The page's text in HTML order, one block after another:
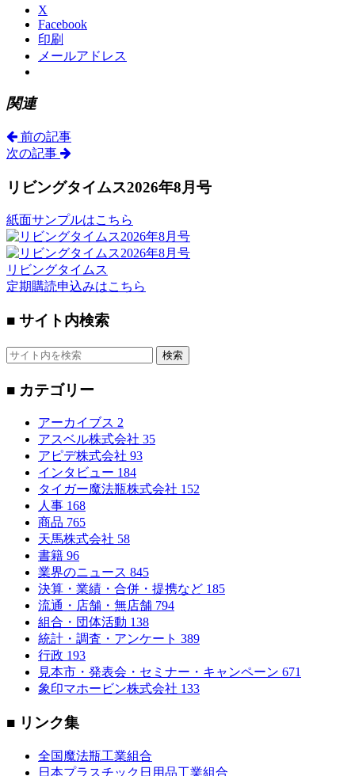
X
Facebook
印刷
メールアドレス
関連
前の記事
次の記事
リビングタイムス2026年8月号
紙面サンプルはこちら
リビングタイムス
定期購読申込みはこちら
■ サイト内検索
検索
■ カテゴリー
アーカイブス 2
アスベル株式会社 35
アピデ株式会社 93
インタビュー 184
タイガー魔法瓶株式会社 152
人事 168
商品 765
天馬株式会社 58
書籍 96
業界のニュース 845
決算・業績・合併・提携など 185
流通・店舗・無店舗 794
組合・団体活動 138
統計・調査・アンケート 389
行政 193
見本市・発表会・セミナー・キャンペーン 671
象印マホービン株式会社 133
■ リンク集
全国魔法瓶工業組合
日本プラスチック日用品工業組合